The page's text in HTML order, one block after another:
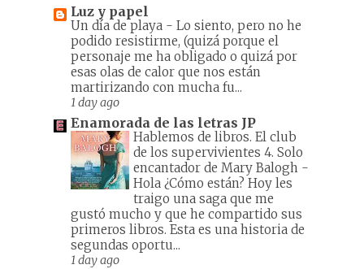
Luz y papel
Un día de playa - Lo siento, pero no he
podido resistirme, (quizá porque el
personaje me ha obligado o quizá por
esas olas de calor que nos están
martirizando con mucha fu...
1 day ago
Enamorada de las letras JP
Hablemos de libros. El club
de los supervivientes 4. Solo
encantador de Mary Balogh -
Hola ¿Cómo están? Hoy les
traigo una saga que me
gustó mucho y que he compartido sus
primeros libros. Esta es una historia de
segundas oportu...
1 day ago